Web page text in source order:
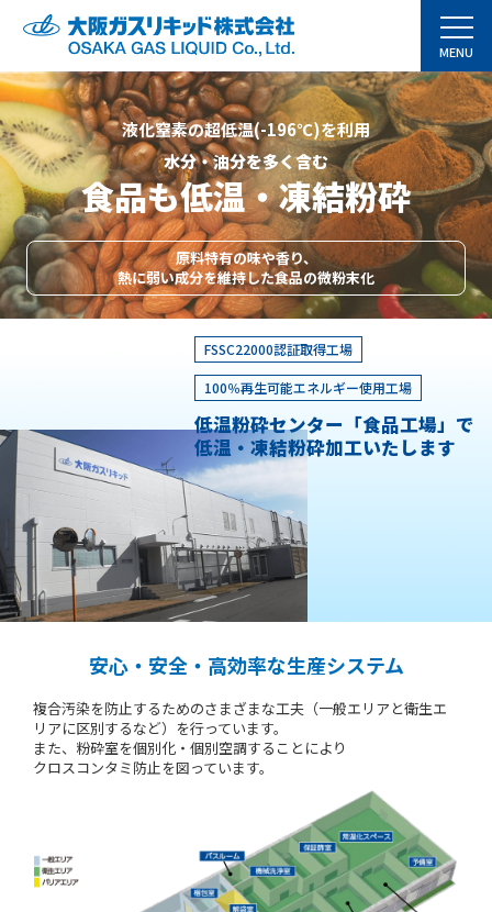
MENU
トピックス
事業紹介
産業ガス事業
粉体事業
水素オンサイト事業
炭酸事業
採用情報
カタログ・パンフレット
ダウンロード
お問い合わせ
アクセス
プライバシーポリシー
液化窒素の超低温(-196℃)を利用
水分・油分を多く含む
食品も低温・凍結粉砕
原料特有の味や香り、
熱に弱い成分を維持した食品の微粉末化
FSSC22000認証取得工場
100％再生可能エネルギー使用工場
低温粉砕センター「食品工場」で
低温・凍結粉砕加工いたします
安心・安全・高効率な生産システム
複合汚染を防止するためのさまざまな工夫（一般エリアと衛生エ
リアに区別するなど）を行っています。
また、粉砕室を個別化・個別空調することにより
クロスコンタミ防止を図っています。